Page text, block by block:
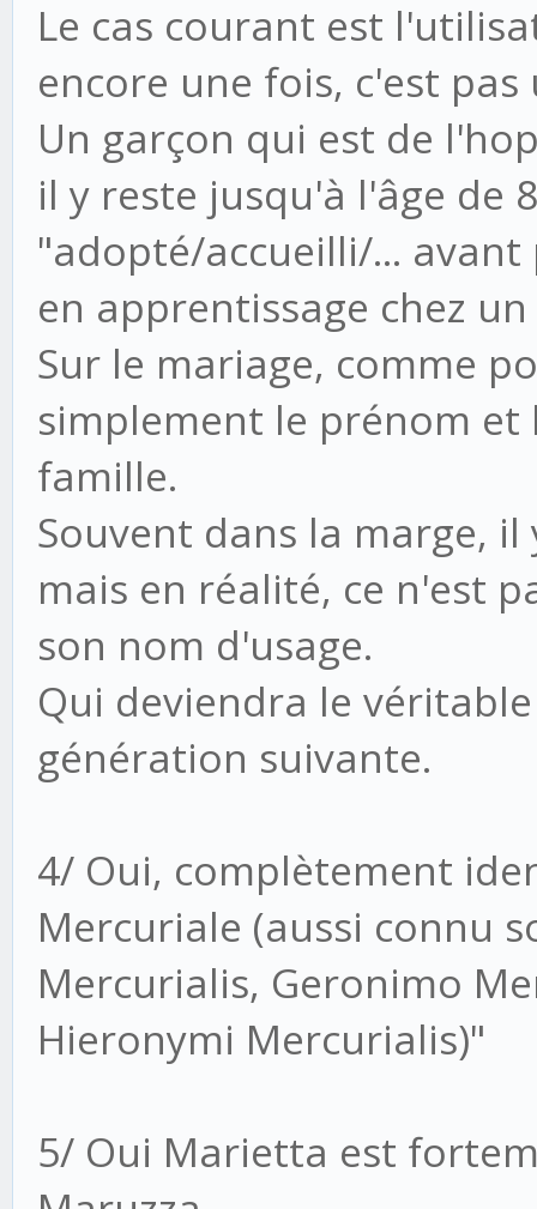
Le cas courant est
encore une fois, c'est
Un garçon qui est de
il y reste jusqu'à l'âge de
"adopté/accueilli/...
en apprentissage chez
Sur le mariage, comme
simplement le prénom
famille.
Souvent dans la marge,
mais en réalité, ce n'est
son nom d'usage.
Qui deviendra le
génération suivante.
4/ Oui, complètement
Mercuriale (aussi connu
Mercurialis, Geronimo
Hieronymi Mercurialis)"
5/ Oui Marietta est